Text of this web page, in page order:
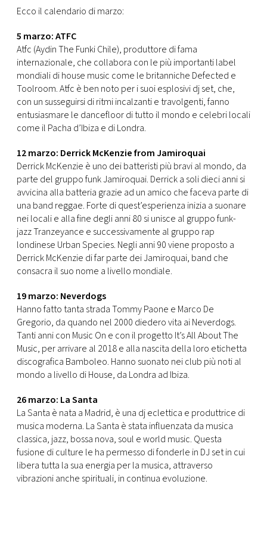
CONSIGLIA
Ecco il calendario di marzo:
5 marzo: ATFC
Atfc (Aydin The Funki Chile), produttore di fama
internazionale, che collabora con le più importanti label
mondiali di house music come le britanniche Defected e
Toolroom. Atfc è ben noto per i suoi esplosivi dj set, che,
con un susseguirsi di ritmi incalzanti e travolgenti, fanno
entusiasmare le dancefloor di tutto il mondo e celebri locali
come il Pacha d’Ibiza e di Londra.
12 marzo: Derrick McKenzie from Jamiroquai
Derrick McKenzie è uno dei batteristi più bravi al mondo, da
parte del gruppo funk Jamiroquai. Derrick a soli dieci anni si
avvicina alla batteria grazie ad un amico che faceva parte di
una band reggae. Forte di quest’esperienza inizia a suonare
nei locali e alla fine degli anni 80 si unisce al gruppo funk-
jazz Tranzeyance e successivamente al gruppo rap
londinese Urban Species. Negli anni 90 viene proposto a
Derrick McKenzie di far parte dei Jamiroquai, band che
consacra il suo nome a livello mondiale.
19 marzo: Neverdogs
Hanno fatto tanta strada Tommy Paone e Marco De
Gregorio, da quando nel 2000 diedero vita ai Neverdogs.
Tanti anni con Music On e con il progetto It’s All About The
Music, per arrivare al 2018 e alla nascita della loro etichetta
discografica Bamboleo. Hanno suonato nei club più noti al
mondo a livello di House, da Londra ad Ibiza.
26 marzo: La Santa
La Santa è nata a Madrid, è una dj eclettica e produttrice di
musica moderna. La Santa è stata influenzata da musica
classica, jazz, bossa nova, soul e world music. Questa
fusione di culture le ha permesso di fonderle in DJ set in cui
libera tutta la sua energia per la musica, attraverso
vibrazioni anche spirituali, in continua evoluzione.